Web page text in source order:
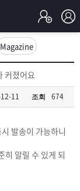
Magazine
커졌어요
11 조회 674
발송이 가능하니
히 알릴 수 있게 되